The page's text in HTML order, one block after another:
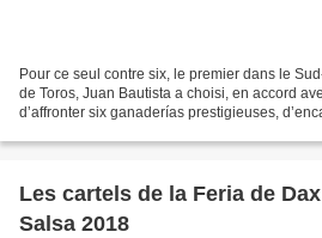
Pour ce seul contre six, le premier dans le
de Toros, Juan Bautista a choisi, en accord
d’affronter six ganaderías prestigieuses,
Les cartels de la Feria de
Salsa 2018